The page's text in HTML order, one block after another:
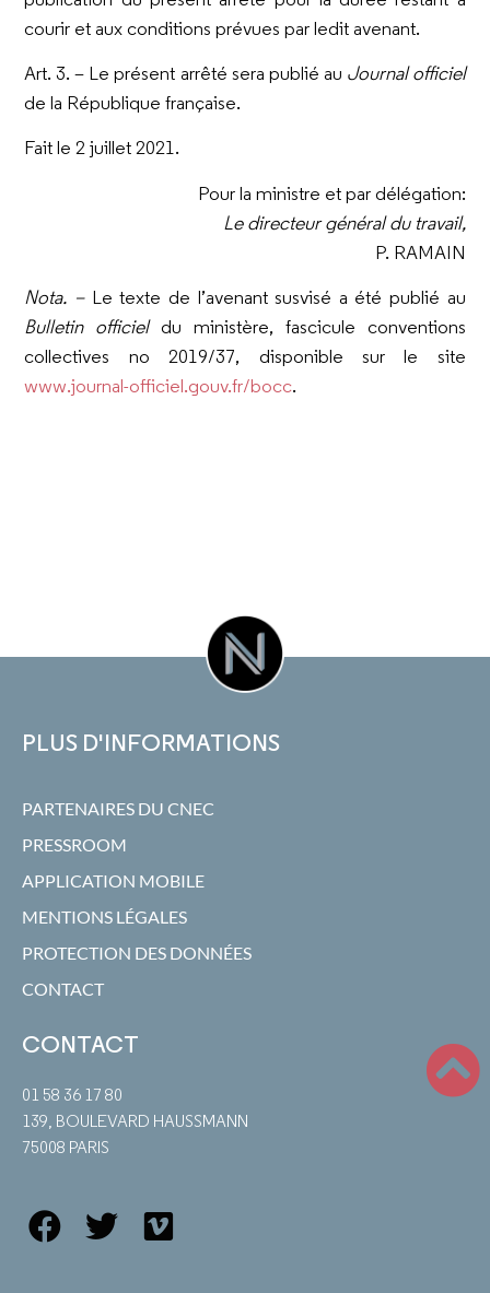
courir et aux conditions prévues par ledit avenant.
Art. 3. – Le présent arrêté sera publié au Journal officiel
de la République française.
Fait le 2 juillet 2021.
Pour la ministre et par délégation:
Le directeur général du travail,
P. RAMAIN
Nota. – Le texte de l’avenant susvisé a été publié au
Bulletin officieldu ministère, fascicule conventions
collectives no2019/37, disponible sur le site
www.journal-officiel.gouv.fr/bocc.
PLUS D'INFORMATIONS
PARTENAIRES DU CNEC
PRESSROOM
APPLICATION MOBILE
MENTIONS LÉGALES
PROTECTION DES DONNÉES
CONTACT
CONTACT
01 58 36 17 80
139, BOULEVARD HAUSSMANN
75008 PARIS